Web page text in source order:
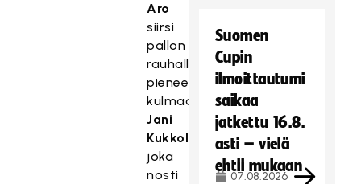
Aro
siirsi
pallon
rauhallisesti
pieneen
kulmaan
Jani
Kukkolalle
joka
nosti
Suomen
Cupin
ilmoittautumi
saikaa
jatkettu 16.8.
asti – vielä
ehtii mukaan
07.08.2026